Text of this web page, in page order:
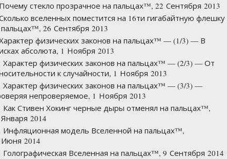
стекло прозрачное на пальцах™, 22 Сентября 2013
вселенных поместится на 16ти гигабайтную флешку
26 Сентября 2013
физических законов на пальцах™ — (1/3) — В
абсолюта, 1 Ноября 2013
Характер физических законов на пальцах™ — (2/3) — От
к случайности, 1 Ноября 2013
Характер физических законов на пальцах™ — (3/3) —
непроверяемое, 1 Ноября 2013
Как Стивен Хокинг черные дыры отменял на пальцах™,
2014
Инфляционная модель Вселенной на пальцах™,
2014
Голографическая Вселенная на пальцах™, 9 Сентября 2014